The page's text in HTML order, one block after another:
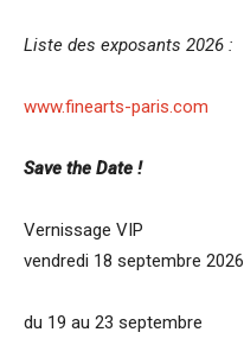
Liste des exposants 2026 :
www.finearts-paris.com
Save the Date !
Vernissage VIP
vendredi 18 septembre 2026
du 19 au 23 septembre